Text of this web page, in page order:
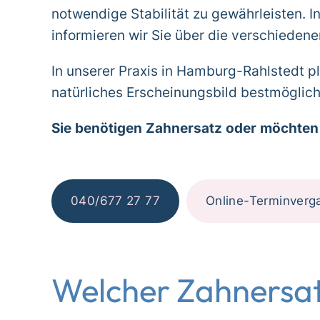
notwendige Stabilität zu gewährleisten.
informieren wir Sie über die
In unserer Praxis in Hamburg-Rahlstedt
natürliches Erscheinungsbild
Sie benötigen Zahnersatz oder
040/677 27 77 Online-
Welcher